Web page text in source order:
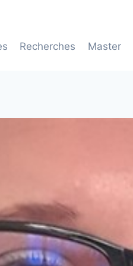
Recherches Master